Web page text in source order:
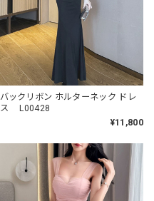
バックリボン ホルターネック ドレ
ス L00428
¥11,800